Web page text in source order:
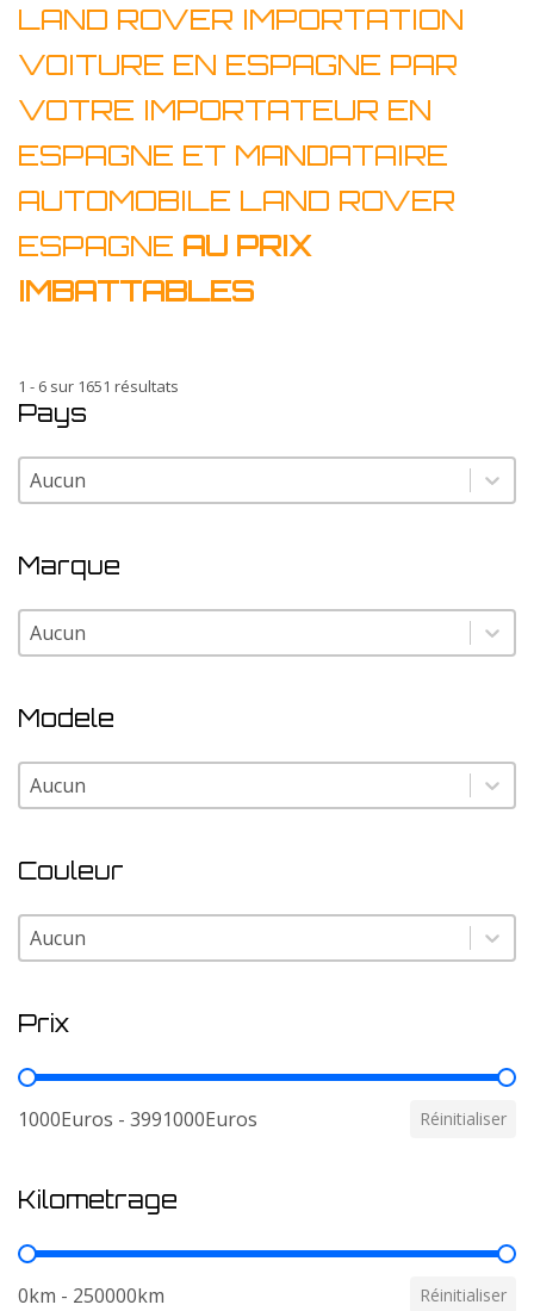
LAND ROVER IMPORTATION
VOITURE EN ESPAGNE PAR
VOTRE IMPORTATEUR EN
ESPAGNE ET MANDATAIRE
AUTOMOBILE LAND ROVER
ESPAGNE AU PRIX
IMBATTABLES
1 - 6 sur 1651 résultats
Pays
Pays
Pays
Marque
Marque
Marque
Modele
Modele
Modele
Couleur
Couleur
Couleur
Prix
Prix
1000Euros - 3991000Euros Réinitialiser
Kilometrage
Kilometrage
0km - 250000km Réinitialiser